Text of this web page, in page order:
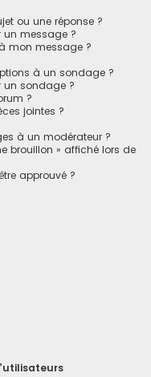
ou une réponse ?
message ?
mon message ?
à un sondage ?
un sondage ?
?
jointes ?
à un modérateur ?
brouillon » affiché lors de
approuvé ?